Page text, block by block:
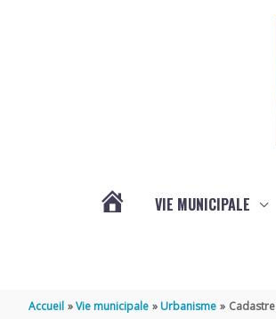
VIE MUNICIPALE
Accueil Vie municipale Urbanisme Cadastre